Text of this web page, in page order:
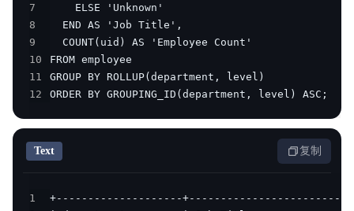
7
8
9
10
11
12
ORDER BY GROUPING_ID(department, level) ASC;
Text 复制
1